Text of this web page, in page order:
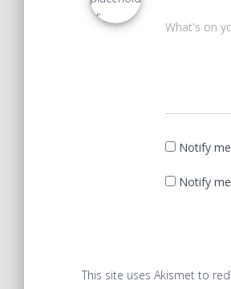
What's on
Notify
Notify
This site uses Akismet to